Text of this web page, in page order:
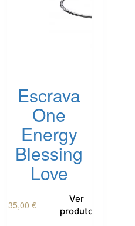
Escrava
One
Energy
Blessing
Love
35,00 €
Ver
produto